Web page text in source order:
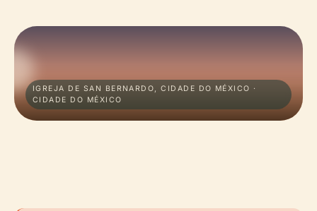
IGREJA DE SAN BERNARDO, CIDADE DO MÉXICO ·
CIDADE DO MÉXICO